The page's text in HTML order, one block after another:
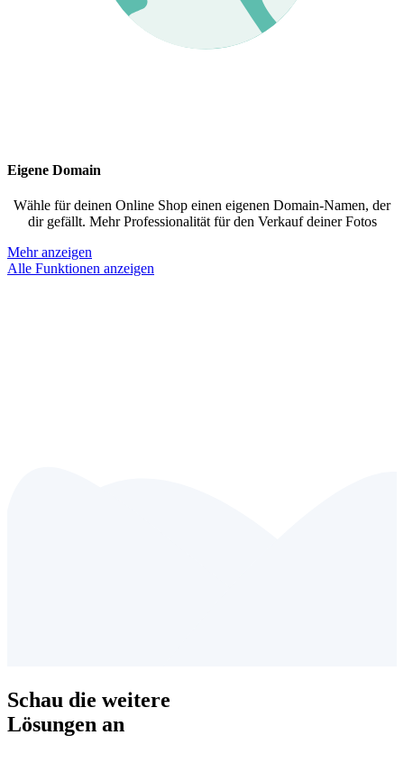
Eigene Domain
Wähle für deinen Online Shop einen eigenen Domain-Namen, der
dir gefällt. Mehr Professionalität für den Verkauf deiner Fotos
Mehr anzeigen
Alle Funktionen anzeigen
Schau die weitere
Lösungen an